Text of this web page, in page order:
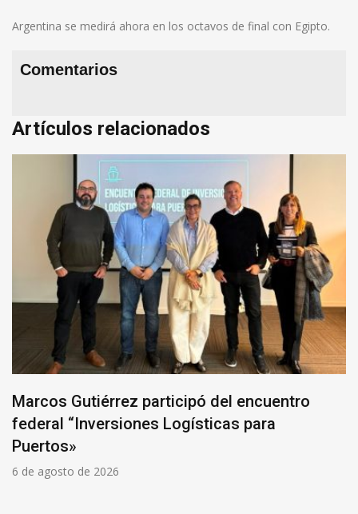
Argentina se medirá ahora en los octavos de final con Egipto.
Comentarios
Artículos relacionados
Marcos Gutiérrez participó del encuentro
federal “Inversiones Logísticas para
Puertos»
6 de agosto de 2026